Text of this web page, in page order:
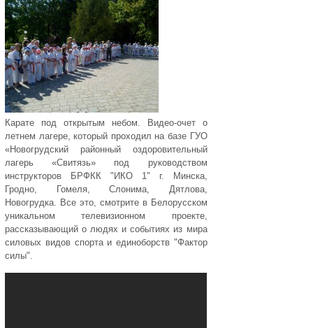
Карате под открытым небом. Видео-очет о
летнем лагере, который проходил на базе ГУО
«Новогрудский районный оздоровительный
лагерь «Свитязь» под руководством
инструкторов БРФКК "ИКО 1" г. Минска,
Гродно, Гомеля, Слонима, Дятлова,
Новогрудка. Все это, смотрите в Белорусском
уникальном телевизионном проекте,
рассказывающий о людях и событиях из мира
силовых видов спорта и единоборств "Фактор
силы".